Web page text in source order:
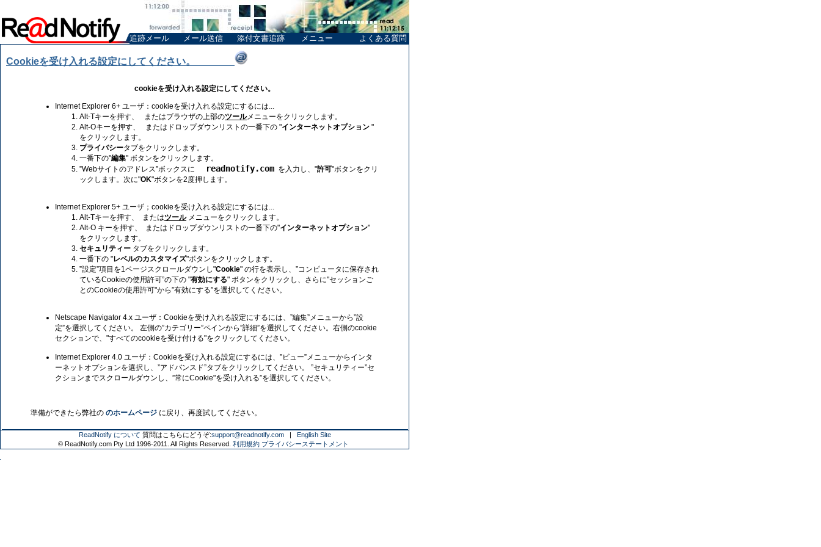
追跡メール メール送信 添付文書追跡 メニュー よくある質問
Cookieを受け入れる設定にしてください。
cookieを受け入れる設定にしてください。
Internet Explorer 6+ ユーザ：cookieを受け入れる設定にするには...
Alt-Tキーを押す、 またはブラウザの上部のツールメニューをクリックします。
Alt-Oキーを押す、 またはドロップダウンリストの一番下の "インターネットオプション "
をクリックします。
プライバシータブをクリックします。
一番下の"編集" ボタンをクリックします。
”Webサイトのアドレス”ボックスに
readnotify.com を入力し、"許可"ボタンをクリ
ックします。次に"OK"ボタンを2度押します。
Internet Explorer 5+ ユーザ；cookieを受け入れる設定にするには...
Alt-Tキーを押す、 またはツールメニューをクリックします。
Alt-O キーを押す、 またはドロップダウンリストの一番下の"インターネットオプション"
をクリックします。
セキュリティー タブをクリックします。
一番下の "レベルのカスタマイズ"ボタンをクリックします。
”設定”項目を1ページスクロールダウンし"Cookie" の行を表示し、”コンピュータに保存され
ているCookieの使用許可”の下の "有効にする" ボタンをクリックし、さらに"セッションご
とのCookieの使用許可"から”有効にする”を選択してください。
Netscape Navigator 4.x ユーザ：Cookieを受け入れる設定にするには、”編集”メニューから”設
定”を選択してください。 左側の”カテゴリー”ペインから”詳細”を選択してください。右側のcookie
セクションで、"すべてのcookieを受け付ける"をクリックしてください。
Internet Explorer 4.0 ユーザ：Cookieを受け入れる設定にするには、”ビュー”メニューからインタ
ーネットオプションを選択し、”アドバンスド”タブをクリックしてください。 ”セキュリティー”セ
クションまでスクロールダウンし、”常にCookie"を受け入れる”を選択してください。
準備ができたら弊社の のホームページ に戻り、再度試してください。
ReadNotify について 質問はこちらにどうぞ:support@readnotify.com| English Site
© ReadNotify.com Pty Ltd 1996-2011. All Rights Reserved. 利用規約 プライバシーステートメント